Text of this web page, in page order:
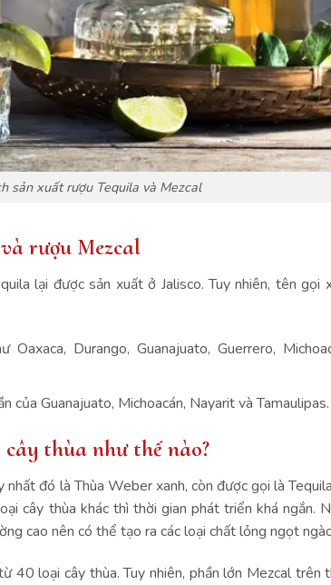
sản xuất rượu Tequila và Mezcal
rượu Mezcal
lại được sản xuất ở Jalisco. Tuy nhiên, tên
Durango, Guanajuato, Guerrero,
của Guanajuato, Michoacán, Nayarit và Tamaulipas.
thùa như thế nào?
đó là Thùa Weber xanh, còn được gọi là
cây thùa khác thì thời gian phát triển khá ngắn.
cao nên có thể tạo ra các loại chất lỏng ngọt
40 loại cây thùa. Tuy nhiên, phần lớn Mezcal